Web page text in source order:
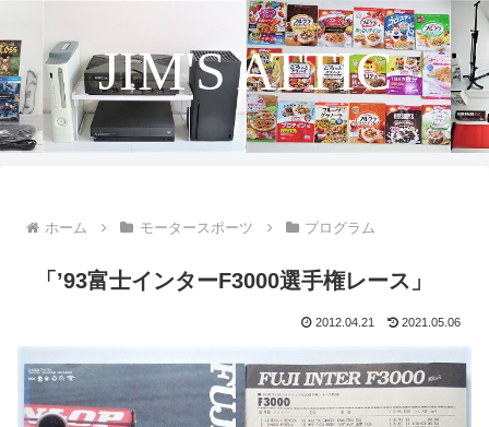
JIM'S ATTIC
ホーム モータースポーツ プログラム
「’93富士インターF3000選手権レース」
2012.04.21 2021.05.06